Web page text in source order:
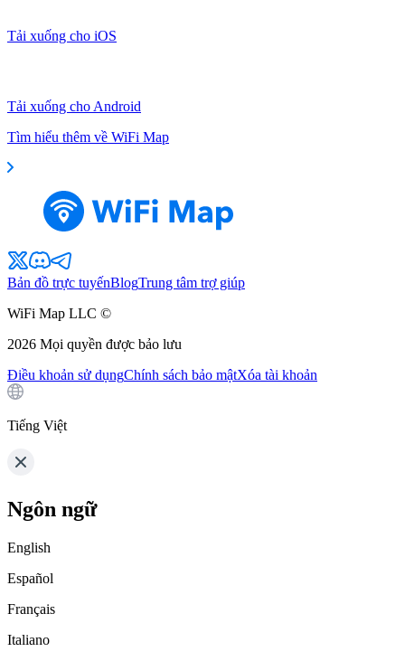
Tải xuống cho iOS
Tải xuống cho Android
Tìm hiểu thêm về WiFi Map
Bản đồ trực tuyếnBlogTrung tâm trợ giúp
WiFi Map LLC ©
2026 Mọi quyền được bảo lưu
Điều khoản sử dụngChính sách bảo mậtXóa tài khoản
Tiếng Việt
Ngôn ngữ
English
Español
Français
Italiano